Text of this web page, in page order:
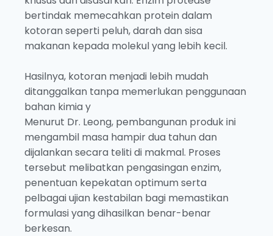
bertindak memecahkan protein dalam
kotoran seperti peluh, darah dan sisa
makanan kepada molekul yang lebih kecil.
Hasilnya, kotoran menjadi lebih mudah
ditanggalkan tanpa memerlukan penggunaan
bahan kimia y
Menurut Dr. Leong, pembangunan produk ini
mengambil masa hampir dua tahun dan
dijalankan secara teliti di makmal. Proses
tersebut melibatkan pengasingan enzim,
penentuan kepekatan optimum serta
pelbagai ujian kestabilan bagi memastikan
formulasi yang dihasilkan benar-benar
berkesan.